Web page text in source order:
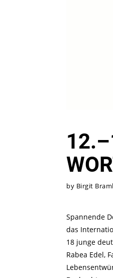
by Birgit
Spannende
das
18 junge
Rabea Edel,